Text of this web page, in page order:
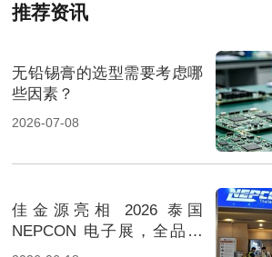
推荐资讯
无铅锡膏的选型需要考虑哪
些因素？
2026-07-08
佳金源亮相 2026 泰国
NEPCON 电子展，全品类
焊料重磅展出，高性能锡膏